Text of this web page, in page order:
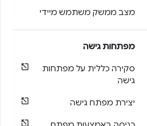
מצב ממשק משתמש מיידי
מפתחות גישה
סקירה כללית על מפתחות
גישה
יצירת מפתח גישה